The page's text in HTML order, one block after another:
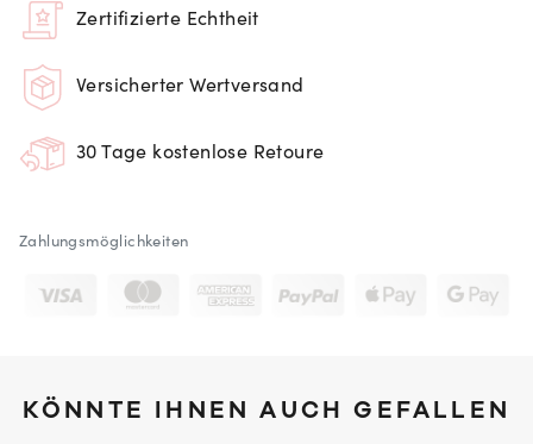
Zertifizierte Echtheit
Versicherter Wertversand
30 Tage kostenlose Retoure
Zahlungsmöglichkeiten
KÖNNTE IHNEN AUCH GEFALLEN